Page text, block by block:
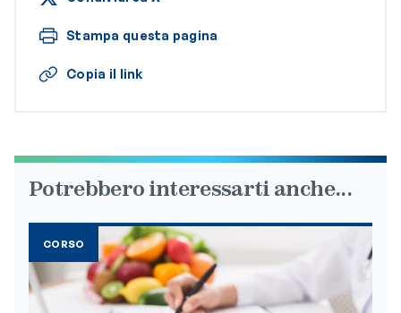
Stampa questa pagina
Copia il link
Potrebbero interessarti anche...
CORSO